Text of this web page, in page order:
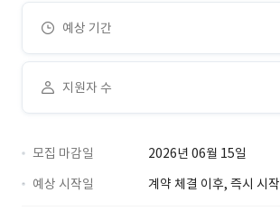
예상 기간
지원자 수
모집 마감일
2026년 06월 15일
예상 시작일
계약 체결 이후, 즉시 시작